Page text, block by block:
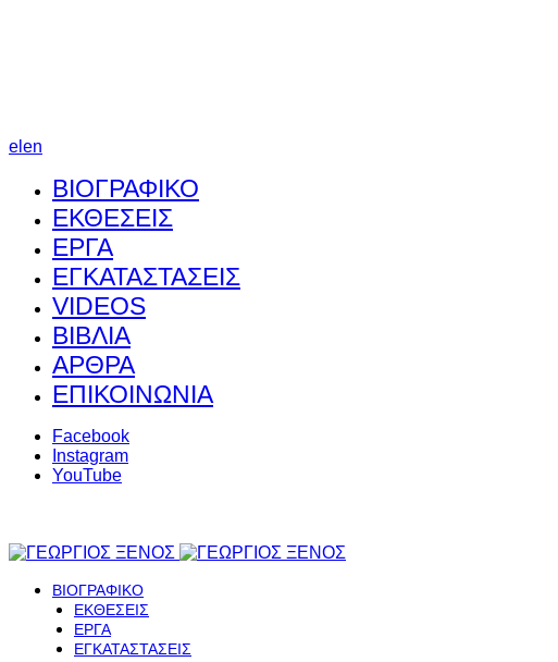
el en
ΒΙΟΓΡΑΦΙΚΟ
ΕΚΘΕΣΕΙΣ
ΕΡΓΑ
ΕΓΚΑΤΑΣΤΑΣΕΙΣ
VIDEOS
ΒΙΒΛΙΑ
ΑΡΘΡΑ
ΕΠΙΚΟΙΝΩΝΙΑ
Facebook
Instagram
YouTube
ΒΙΟΓΡΑΦΙΚΟ
ΕΚΘΕΣΕΙΣ
ΕΡΓΑ
ΕΓΚΑΤΑΣΤΑΣΕΙΣ